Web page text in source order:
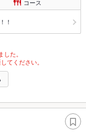
コース
！
た。
てください。